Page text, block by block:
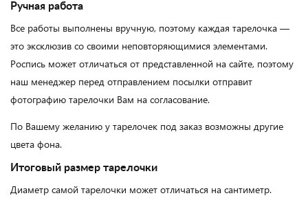
Ручная работа
Все работы выполнены вручную, поэтому каждая тарелочка —
это эксклюзив со своими неповторяющимися элементами.
Роспись может отличаться от представленной на сайте, поэтому
наш менеджер перед отправлением посылки отправит
фотографию тарелочки Вам на согласование.
По Вашему желанию у тарелочек под заказ возможны другие
цвета фона.
Итоговый размер тарелочки
Диаметр самой тарелочки может отличаться на сантиметр.